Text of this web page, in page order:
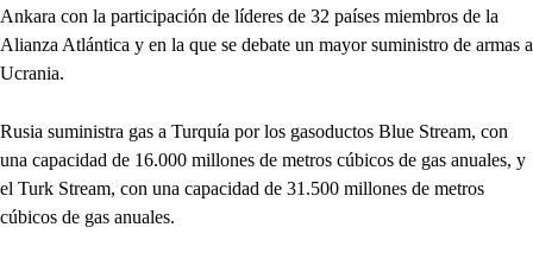
Ankara con la participación de líderes de 32 países miembros de la
Alianza Atlántica y en la que se debate un mayor suministro de armas a
Ucrania.
Rusia suministra gas a Turquía por los gasoductos Blue Stream, con
una capacidad de 16.000 millones de metros cúbicos de gas anuales, y
el Turk Stream, con una capacidad de 31.500 millones de metros
cúbicos de gas anuales.